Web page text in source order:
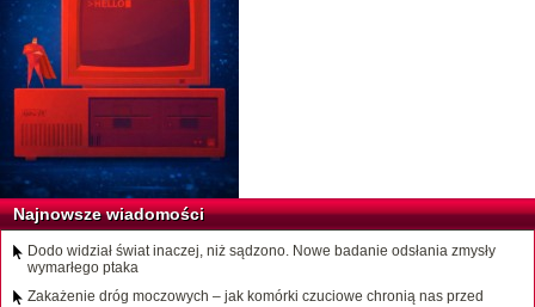
Najnowsze wiadomości
Dodo widział świat inaczej, niż sądzono. Nowe badanie odsłania zmysły
wymarłego ptaka
Zakażenie dróg moczowych – jak komórki czuciowe chronią nas przed